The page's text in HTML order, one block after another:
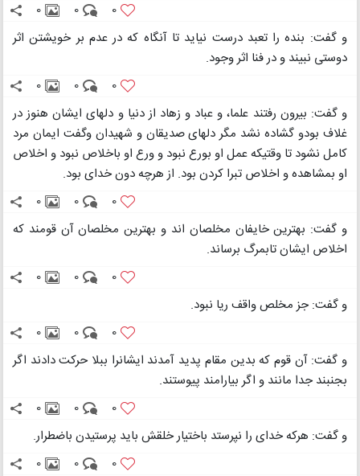
0
0
0
و گفت: بنده را تعبد درست نیاید تا آنگاه که در عدم بر خویشتن اثر
دوستی نبیند و در فنا اثر وجود.
0
0
0
و گفت: بیرون رفتند علما، و عباد و زهاد از دنیا و دلهای ایشان هنوز در
غلاف بودو گشاده نشد مگر دلهای صدیقان و شهیدان وگفت ایمان مرد
کامل نشود تا وقتیکه عمل او بورع نبود و ورع او باخلاص نبود و اخلاص
او بمشاهده و اخلاص تبرا کردن بود. از هرچه دون خدای بود.
0
0
0
و گفت: بهترین خایفان مخلصان اند و بهترین مخلصان آن قومند که
اخلاص ایشان تابمرگ برساند.
0
0
0
و گفت: جز مخلص واقف ریا نبود.
0
0
0
و گفت: آن قوم که بدین مقام پدید آمدند ایشانرا ببلا حرکت دادند اگر
بجنبند جدا مانند و اگر بیارامند پیوستند.
0
0
0
و گفت: هرکه خدای را نپرستد باختیار خلقش باید پرستیدن باضطرار.
0
0
0